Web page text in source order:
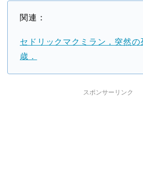
関連：
セドリックマクミラン，突然
歳．
スポンサーリンク